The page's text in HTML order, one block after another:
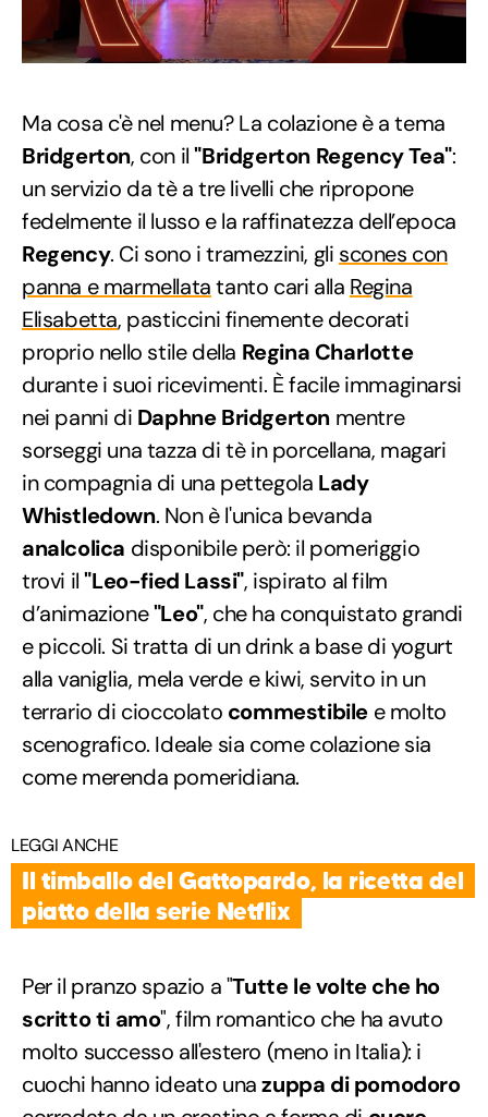
Ma cosa c'è nel menu? La colazione è a tema
Bridgerton, con il"Bridgerton Regency Tea":
un servizio da tè a tre livelli che ripropone
fedelmente il lusso e la raffinatezza dell’epoca
Regency. Ci sono i tramezzini, gli scones con
panna e marmellatatanto cari alla Regina
Elisabetta, pasticcini finemente decorati
proprio nello stile della Regina Charlotte
durante i suoi ricevimenti. È facile immaginarsi
nei panni di Daphne Bridgerton mentre
sorseggi una tazza di tè in porcellana, magari
in compagnia di una pettegola Lady
Whistledown. Non è l'unica bevanda
analcolica disponibile però: il pomeriggio
trovi il"Leo-fied Lassi", ispirato al film
d’animazione"Leo", che ha conquistato grandi
e piccoli. Si tratta di un drink a base di yogurt
alla vaniglia, mela verde e kiwi, servito in un
terrario di cioccolato commestibile e molto
scenografico. Ideale sia come colazione sia
come merenda pomeridiana.
LEGGI ANCHE
Il timballo del Gattopardo, la ricetta del
piatto della serie Netflix
Per il pranzo spazio a "Tutte le volte che ho
scritto ti amo", film romantico che ha avuto
molto successo all'estero (meno in Italia): i
cuochi hanno ideato unazuppa di pomodoro